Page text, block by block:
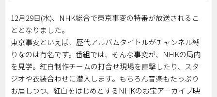
12月29日(水)、NHK総合で東京事変の特番が放送されるこ
ととなりました。
東京事変といえば、歴代アルバムタイトルがチャンネル縛
りなのは有名です。番組では、そんな事変が、NHKの局内
を見学。紅白制作チームの打合せ現場を直撃したり、スタ
ジオや衣装合わせに潜入します。もちろん音楽もたっぷり
お届しつつ、紅白をはじめとするNHKのお宝アーカイブ映